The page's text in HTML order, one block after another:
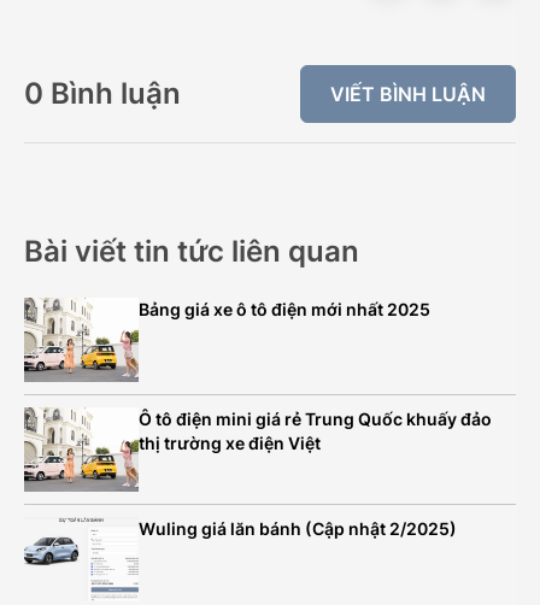
0 Bình luận VIẾT BÌNH LUẬN
Bài viết tin tức liên quan
Bảng giá xe ô tô điện mới nhất 2025
Ô tô điện mini giá rẻ Trung Quốc khuấy đảo
thị trường xe điện Việt
Wuling giá lăn bánh (Cập nhật 2/2025)